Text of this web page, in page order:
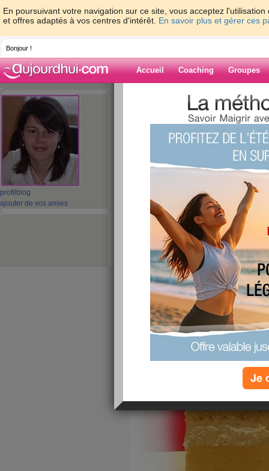
En poursuivant votre navigation sur ce site, vous acceptez
et offres adaptés à vos centres d'intérêt. En savoir plus et gérer ces
Bonjour !
Accueil Coaching Groupes
profil blog
ajouter de vos amies
> aureliebaudouin
Blog de
21 - 30 31 - 34
‹ Préc. 1 2 3 4 5
Joyeux
publié le 10/06/2010 à 07:39
Je